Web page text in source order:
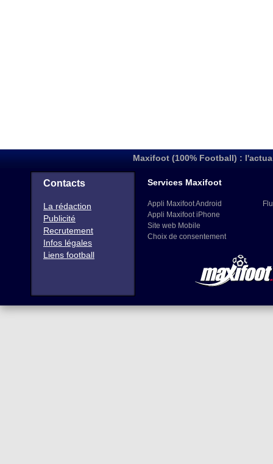
Maxifoot (100% Football) :
Contacts
La rédaction
Publicité
Recrutement
Infos légales
Liens football
Services Maxifoot
Appli Maxifoot Android
Appli Maxifoot iPhone
Site web Mobile
Choix de consentement